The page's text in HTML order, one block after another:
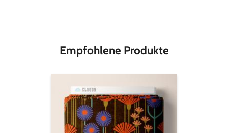
Empfohlene Produkte
Cloud9
Canvas
Sleepy
Hollows